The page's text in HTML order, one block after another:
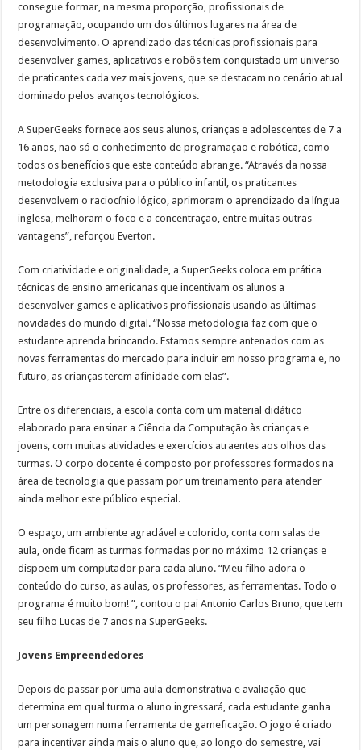
consegue formar, na mesma proporção, profissionais de
programação, ocupando um dos últimos lugares na área de
desenvolvimento. O aprendizado das técnicas profissionais para
desenvolver games, aplicativos e robôs tem conquistado um universo
de praticantes cada vez mais jovens, que se destacam no cenário atual
dominado pelos avanços tecnológicos.
A SuperGeeks fornece aos seus alunos, crianças e adolescentes de 7 a
16 anos, não só o conhecimento de programação e robótica, como
todos os benefícios que este conteúdo abrange. “Através da nossa
metodologia exclusiva para o público infantil, os praticantes
desenvolvem o raciocínio lógico, aprimoram o aprendizado da língua
inglesa, melhoram o foco e a concentração, entre muitas outras
vantagens”, reforçou Everton.
Com criatividade e originalidade, a SuperGeeks coloca em prática
técnicas de ensino americanas que incentivam os alunos a
desenvolver games e aplicativos profissionais usando as últimas
novidades do mundo digital. “Nossa metodologia faz com que o
estudante aprenda brincando. Estamos sempre antenados com as
novas ferramentas do mercado para incluir em nosso programa e, no
futuro, as crianças terem afinidade com elas”.
Entre os diferenciais, a escola conta com um material didático
elaborado para ensinar a Ciência da Computação às crianças e
jovens, com muitas atividades e exercícios atraentes aos olhos das
turmas. O corpo docente é composto por professores formados na
área de tecnologia que passam por um treinamento para atender
ainda melhor este público especial.
O espaço, um ambiente agradável e colorido, conta com salas de
aula, onde ficam as turmas formadas por no máximo 12 crianças e
dispõem um computador para cada aluno. “Meu filho adora o
conteúdo do curso, as aulas, os professores, as ferramentas. Todo o
programa é muito bom! ”, contou o pai Antonio Carlos Bruno, que tem
seu filho Lucas de 7 anos na SuperGeeks.
Jovens Empreendedores
Depois de passar por uma aula demonstrativa e avaliação que
determina em qual turma o aluno ingressará, cada estudante ganha
um personagem numa ferramenta de gameficação. O jogo é criado
para incentivar ainda mais o aluno que, ao longo do semestre, vai